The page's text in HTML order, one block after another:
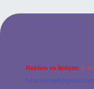
sitesi
Reklam ve İletişim: E-
forumhizmeti@gmail.com